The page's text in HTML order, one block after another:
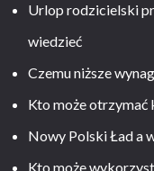
Urlop rodzicielski
wiedzieć
Czemu niższe
Kto może otrzymać
Nowy Polski Ład a
Kto może